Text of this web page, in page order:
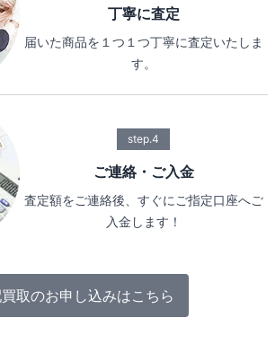
丁寧に査定
届いた商品を１つ１つ丁寧に査定いたしま
す。
step.4
ご連絡・ご入金
査定額をご連絡後、すぐにご指定口座へご
入金します！
取のお申し込みはこちら